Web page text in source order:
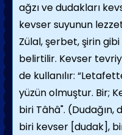
ağzı ve dudakları
kevser suyunun
Zülal, şerbet, şirin
belirtilir. Kevser
de kullanılır:
yüzün olmuştur. Bir;
biri Tâhâ". (Dudağın,
biri kevser [dudak], biri